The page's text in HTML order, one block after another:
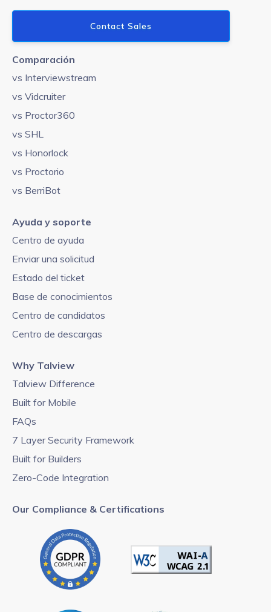
Contact Sales
Comparación
vs Interviewstream
vs Vidcruiter
vs Proctor360
vs SHL
vs Honorlock
vs Proctorio
vs BerriBot
Ayuda y soporte
Centro de ayuda
Enviar una solicitud
Estado del ticket
Base de conocimientos
Centro de candidatos
Centro de descargas
Why Talview
Talview Difference
Built for Mobile
FAQs
7 Layer Security Framework
Built for Builders
Zero-Code Integration
Our Compliance & Certifications